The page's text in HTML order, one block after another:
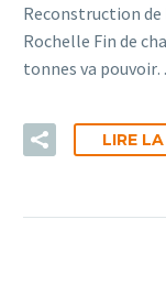
Reconstruction de
Rochelle Fin de
tonnes va
LIRE